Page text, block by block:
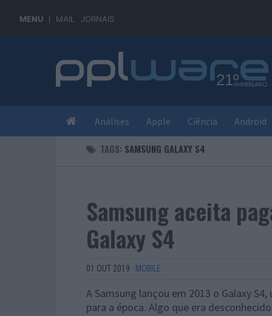
MENU MAIL JORNAIS
Análises Apple Ciência Android
TAGS: SAMSUNG GALAXY S4
Samsung aceita
Galaxy S4
01 OUT 2019 · MOBILE
A Samsung lançou em 2013 o Galaxy
para a época. Algo que era